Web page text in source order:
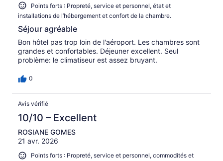
Points forts : Propreté, service et personnel, état et
installations de l’hébergement et confort de la chambre.
Séjour agréable
Bon hôtel pas trop loin de l'aéroport. Les chambres sont
grandes et confortables. Déjeuner excellent. Seul
problème: le climatiseur est assez bruyant.
0
Avis vérifié
10/10 – Excellent
ROSIANE GOMES
21 avr. 2026
Points forts : Propreté, service et personnel, commodités et